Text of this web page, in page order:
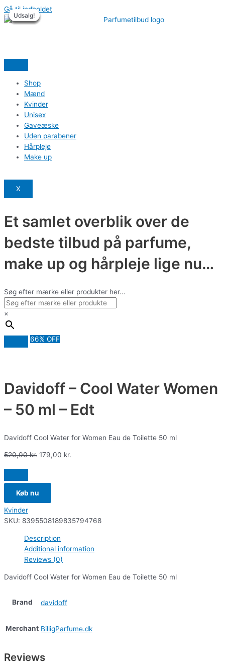
Gå til indholdet
Shop
Mænd
Kvinder
Unisex
Gaveæske
Uden parabener
Hårpleje
Make up
X
Et samlet overblik over de
bedste tilbud på parfume,
make up og hårpleje lige nu…
Søg efter mærke eller produkter her...
×
66% OFF
Davidoff – Cool Water Women
– 50 ml – Edt
Davidoff Cool Water for Women Eau de Toilette 50 ml
520,00kr. 179,00 kr.
Køb nu
Kvinder
SKU: 8395508189835794768
Description
Additional information
Reviews (0)
Davidoff Cool Water for Women Eau de Toilette 50 ml
Brand davidoff
Merchant BilligParfume.dk
Reviews
Udsalg!
Udsalg!
Udsalg!
Udsalg!
Udsalg!
Udsalg!